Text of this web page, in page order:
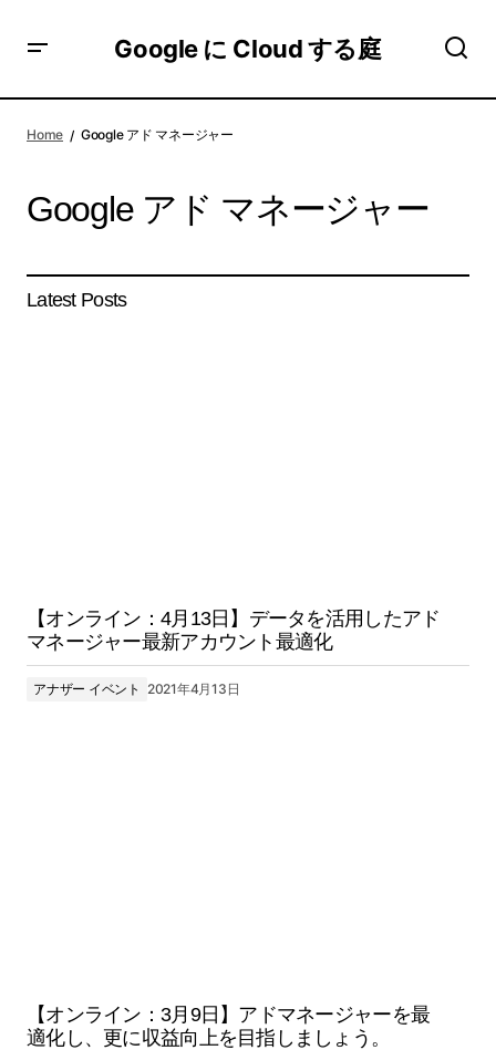
Google に Cloud する庭
Home Google アド マネージャー
Google アド マネージャー
Latest Posts
【オンライン：4月13日】データを活用したアド
マネージャー最新アカウント最適化
アナザー イベント 2021年4月13日
【オンライン：3月9日】アドマネージャーを最
適化し、更に収益向上を目指しましょう。